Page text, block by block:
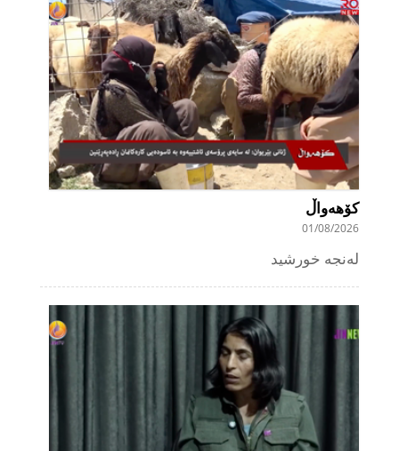
کۆهەواڵ
01/08/2026
لەنجە خورشید